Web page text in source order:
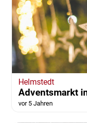
Helmstedt
Adventsmarkt
vor 5 Jahren